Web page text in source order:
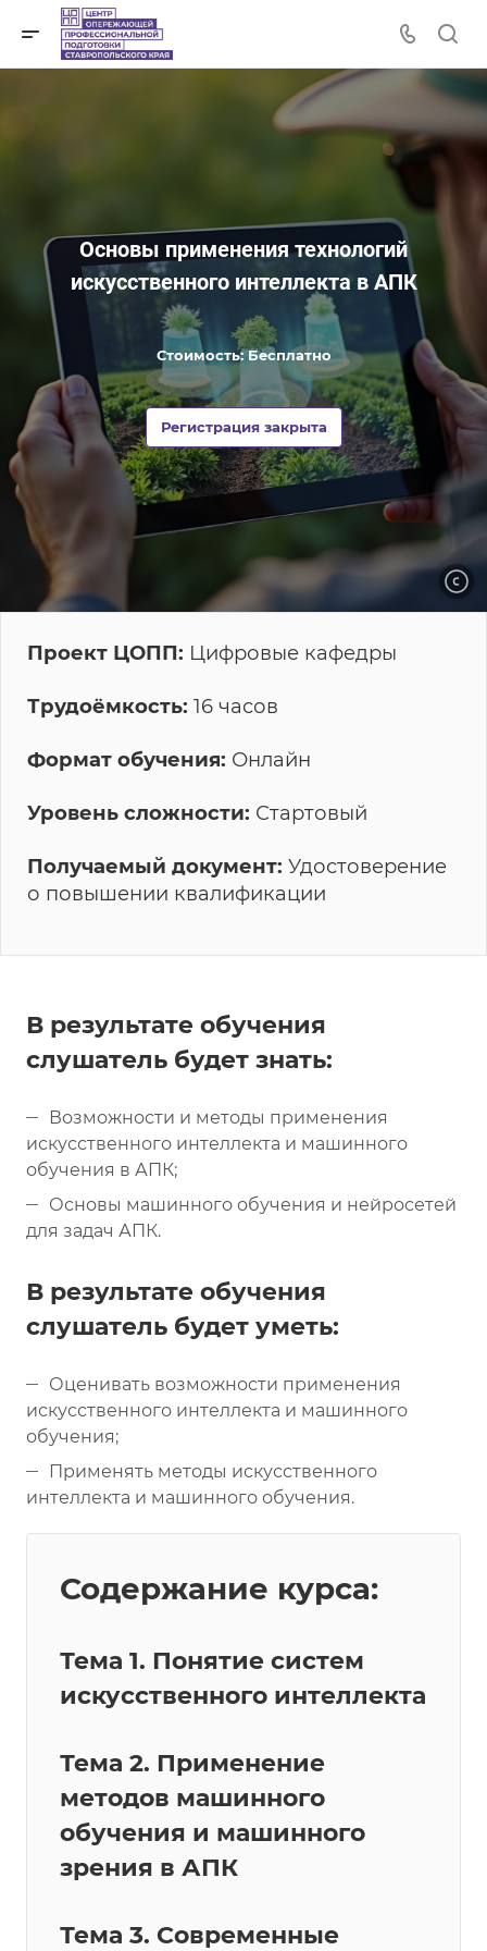
Основы применения технологий
искусственного интеллекта в АПК
Стоимость: Бесплатно
Регистрация закрыта
Проект ЦОПП: Цифровые кафедры
Трудоёмкость: 16 часов
Формат обучения: Онлайн
Уровень сложности: Стартовый
Получаемый документ: Удостоверение
о повышении квалификации
В результате обучения
слушатель будет знать:
Возможности и методы применения
искусственного интеллекта и машинного
обучения в АПК;
Основы машинного обучения и нейросетей
для задач АПК.
В результате обучения
слушатель будет уметь:
Оценивать возможности применения
искусственного интеллекта и машинного
обучения;
Применять методы искусственного
интеллекта и машинного обучения.
Содержание курса:
Тема 1. Понятие систем
искусственного интеллекта
Тема 2. Применение
методов машинного
обучения и машинного
зрения в АПК
Тема 3. Современные